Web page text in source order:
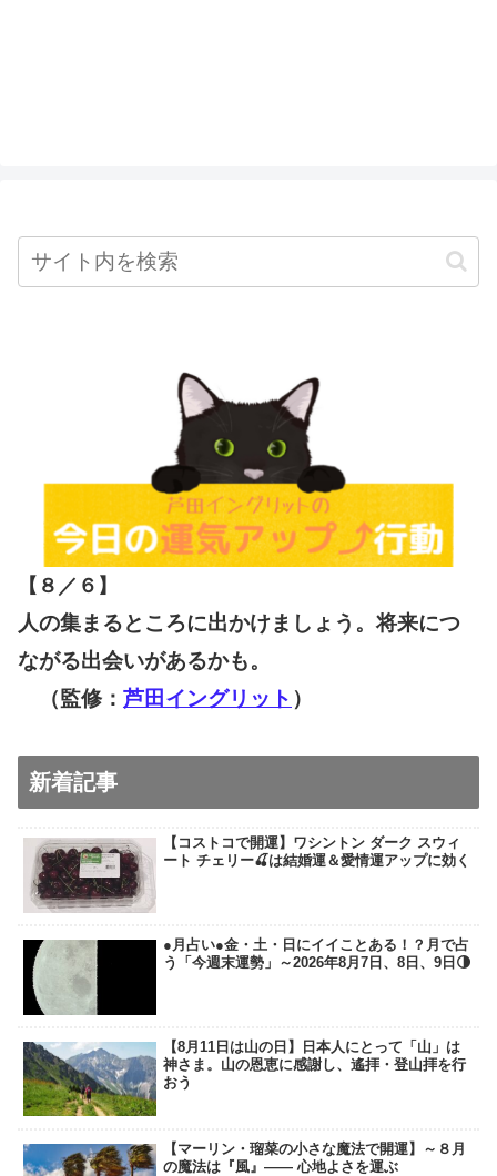
【８／６ 】
人の集まるところに出かけましょう。将来につ
ながる出会いがあるかも。
（監修： 芦田イングリット ）
新着記事
【コストコで開運】ワシントン ダーク スウィ
ート チェリー🍒は結婚運＆愛情運アップに効く
●月占い●金・土・日にイイことある！？月で占
う「今週末運勢」～2026年8月7日、8日、9日🌗
【8月11日は山の日】日本人にとって「山」は
神さま。山の恩恵に感謝し、遙拝・登山拝を行
おう
【マーリン・瑠菜の小さな魔法で開運】～８月
の魔法は『風』―― 心地よさを運ぶ